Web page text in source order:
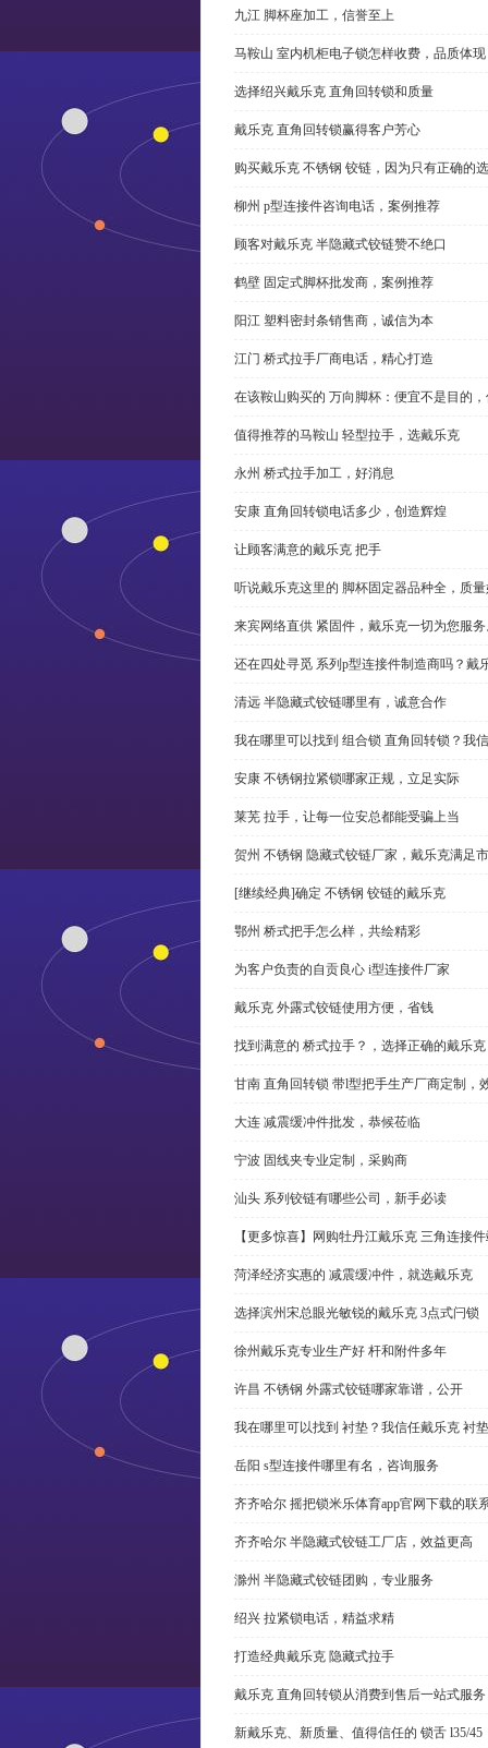
九江 脚杯座加工，信誉至上
马鞍山 室内机柜电子锁怎样收费，品质体现
选择绍兴戴乐克 直角回转锁和质量
戴乐克 直角回转锁赢得客户芳心
购买戴乐克 不锈钢 铰链，因为只有正确的
柳州 p型连接件咨询电话，案例推荐
顾客对戴乐克 半隐藏式铰链赞不绝口
鹤壁 固定式脚杯批发商，案例推荐
阳江 塑料密封条销售商，诚信为本
江门 桥式拉手厂商电话，精心打造
在该鞍山购买的 万向脚杯：便宜不是目的
值得推荐的马鞍山 轻型拉手，选戴乐克
永州 桥式拉手加工，好消息
安康 直角回转锁电话多少，创造辉煌
让顾客满意的戴乐克 把手
听说戴乐克这里的 脚杯固定器品种全，质
来宾网络直供 紧固件，戴乐克一切为您服
还在四处寻觅 系列p型连接件制造商吗？戴
清远 半隐藏式铰链哪里有，诚意合作
我在哪里可以找到 组合锁 直角回转锁？我
安康 不锈钢拉紧锁哪家正规，立足实际
莱芜 拉手，让每一位安总都能受骗上当
贺州 不锈钢 隐藏式铰链厂家，戴乐克满足
[继续经典]确定 不锈钢 铰链的戴乐克
鄂州 桥式把手怎么样，共绘精彩
为客户负责的自贡良心 i型连接件厂家
戴乐克 外露式铰链使用方便，省钱
找到满意的 桥式拉手？，选择正确的戴乐克
甘南 直角回转锁 带l型把手生产厂商定制，
大连 减震缓冲件批发，恭候莅临
宁波 固线夹专业定制，采购商
汕头 系列铰链有哪些公司，新手必读
【更多惊喜】网购牡丹江戴乐克 三角连接
菏泽经济实惠的 减震缓冲件，就选戴乐克
选择滨州宋总眼光敏锐的戴乐克 3点式闩锁
徐州戴乐克专业生产好 杆和附件多年
许昌 不锈钢 外露式铰链哪家靠谱，公开
我在哪里可以找到 衬垫？我信任戴乐克 衬
岳阳 s型连接件哪里有名，咨询服务
齐齐哈尔 摇把锁米乐体育app官网下载的联
齐齐哈尔 半隐藏式铰链工厂店，效益更高
滁州 半隐藏式铰链团购，专业服务
绍兴 拉紧锁电话，精益求精
打造经典戴乐克 隐藏式拉手
戴乐克 直角回转锁从消费到售后一站式服务
新戴乐克、新质量、值得信任的 锁舌 l35/45